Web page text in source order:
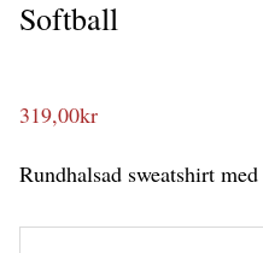
Softball
319,00kr
Rundhalsad sweatshirt